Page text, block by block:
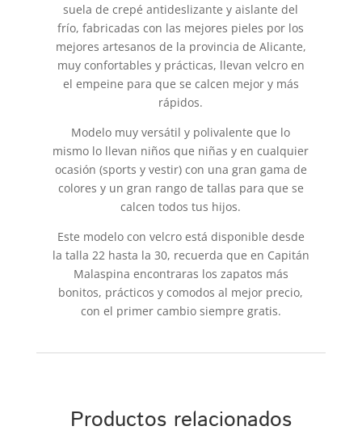
suela de crepé antideslizante y aislante del
frío, fabricadas con las mejores pieles por los
mejores artesanos de la provincia de Alicante,
muy confortables y prácticas, llevan velcro en
el empeine para que se calcen mejor y más
rápidos.
Modelo muy versátil y polivalente que lo
mismo lo llevan niños que niñas y en cualquier
ocasión (sports y vestir) con una gran gama de
colores y un gran rango de tallas para que se
calcen todos tus hijos.
Este modelo con velcro está disponible desde
la talla 22 hasta la 30, recuerda que en Capitán
Malaspina encontraras los zapatos más
bonitos, prácticos y comodos al mejor precio,
con el primer cambio siempre gratis.
Productos relacionados